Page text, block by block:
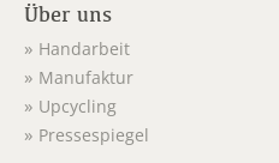
Über uns
Handarbeit
Manufaktur
Upcycling
Pressespiegel